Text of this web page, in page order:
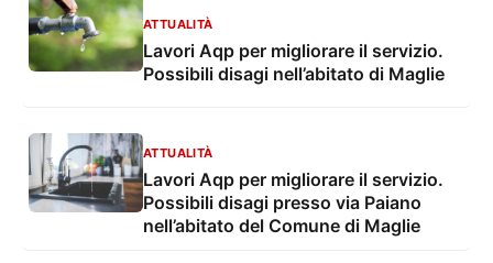
ATTUALITÀ
Lavori Aqp per migliorare il servizio.
Possibili disagi nell’abitato di Maglie
ATTUALITÀ
Lavori Aqp per migliorare il servizio.
Possibili disagi presso via Paiano
nell’abitato del Comune di Maglie